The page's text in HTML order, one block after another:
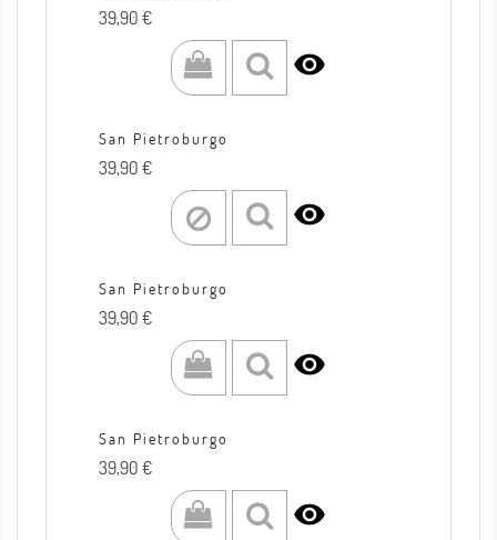
Prezzo
39,90 €

San Pietroburgo
Prezzo
39,90 €

San Pietroburgo
Prezzo
39,90 €

San Pietroburgo
Prezzo
39,90 €
